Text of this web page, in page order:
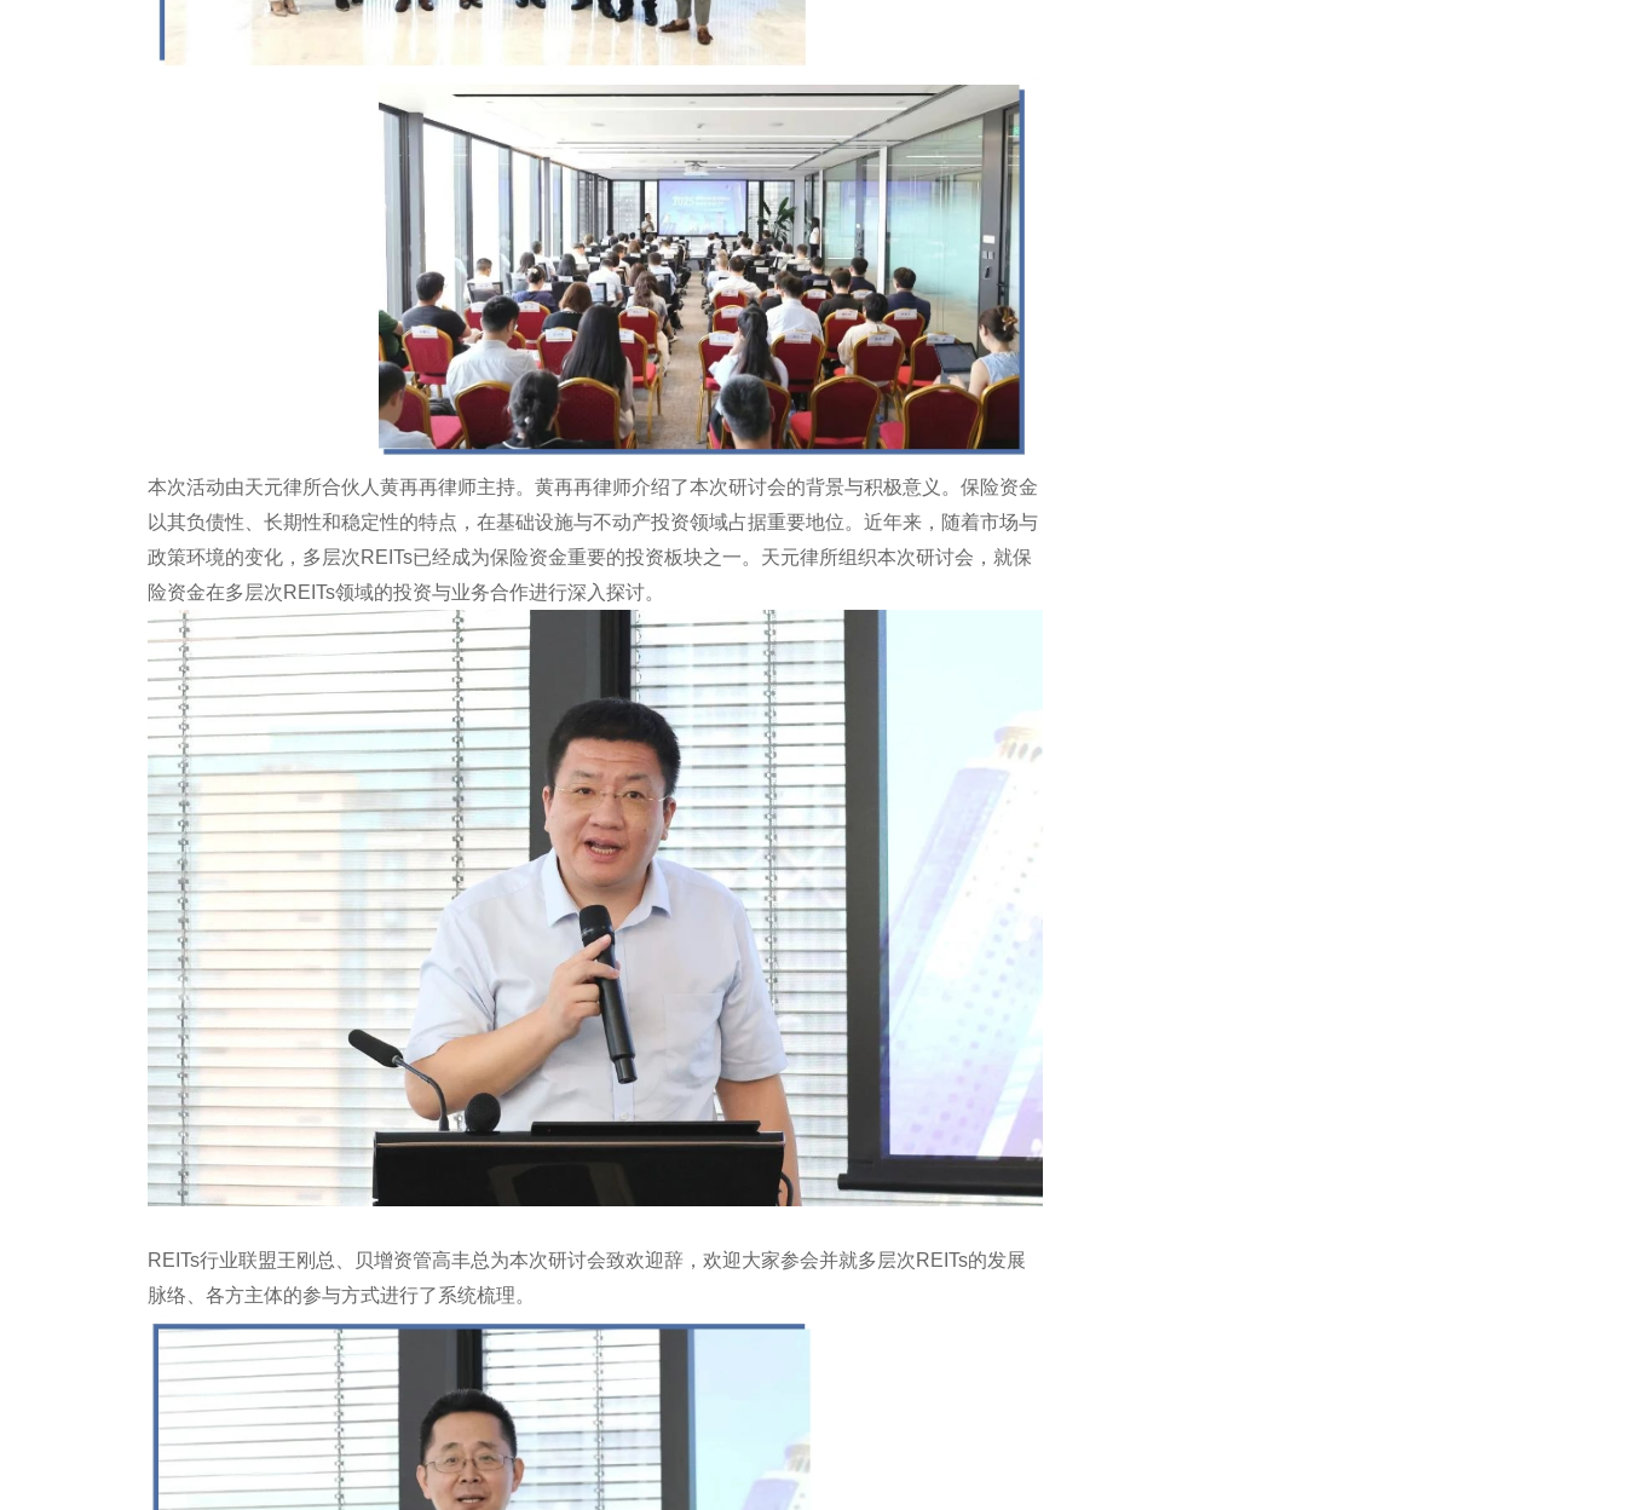
本次活动由天元律所合伙人黄再再律师主持。黄再再律师介绍了本次研讨会的背景与积极意义。保险资金
以其负债性、长期性和稳定性的特点，在基础设施与不动产投资领域占据重要地位。近年来，随着市场与
政策环境的变化，多层次REITs已经成为保险资金重要的投资板块之一。天元律所组织本次研讨会，就保
险资金在多层次REITs领域的投资与业务合作进行深入探讨。
REITs行业联盟王刚总、贝增资管高丰总为本次研讨会致欢迎辞，欢迎大家参会并就多层次REITs的发展
脉络、各方主体的参与方式进行了系统梳理。